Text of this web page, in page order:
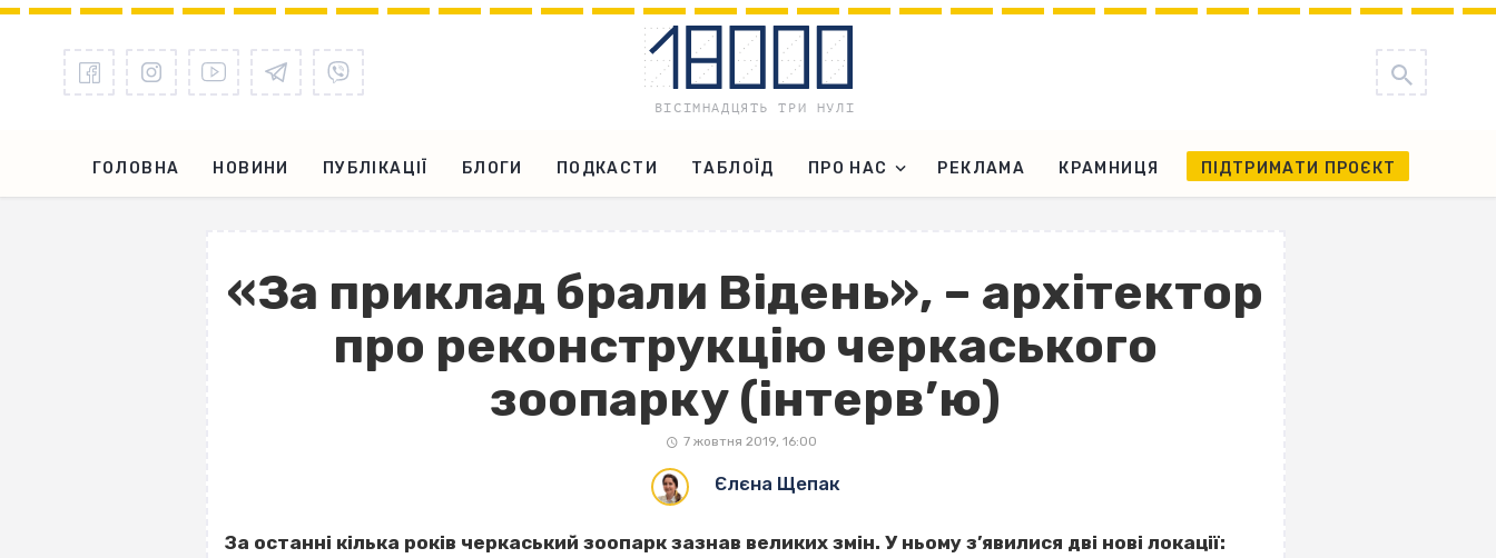
ГОЛОВНА НОВИНИ ПУБЛІКАЦІЇ БЛОГИ ПОДКАСТИ ТАБЛОЇД ПРО НАС РЕКЛАМА КРАМНИЦЯ ПІДТРИМАТИ ПРОЄКТ
«За приклад брали Відень», – архітектор
про реконструкцію черкаського
зоопарку (інтерв’ю)
7 жовтня 2019, 16:00
Єлєна Щепак
За останні кілька років черкаський зоопарк зазнав великих змін. У ньому з’явилися дві нові локації: